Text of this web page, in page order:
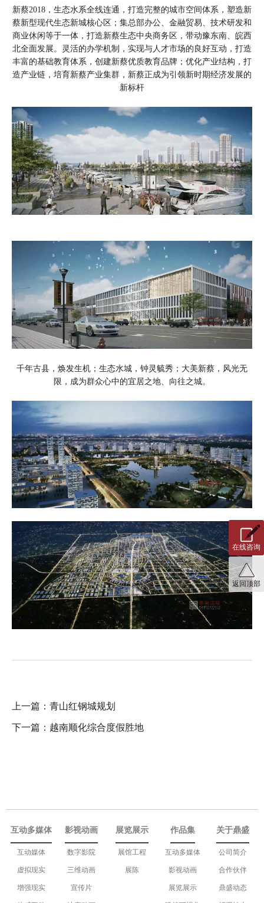
新蔡2018，生态水系全线连通，打造完整的城市空间体系，塑造新
蔡新型现代生态新城核心区；集总部办公、金融贸易、技术研发和
商业休闲等于一体，打造新蔡生态中央商务区，带动豫东南、皖西
北全面发展。灵活的办学机制，实现与人才市场的良好互动，打造
丰富的基础教育体系，创建新蔡优质教育品牌；优化产业结构，打
造产业链，培育新蔡产业集群，新蔡正成为引领新时期经济发展的
新标杆
千年古县，焕发生机；生态水城，钟灵毓秀；大美新蔡，风光无
限，成为群众心中的宜居之地、向往之城。
上一篇： 青山红钢城规划
下一篇： 越南顺化综合度假胜地
互动多媒体
互动媒体
虚拟现实
增强现实
影视动画
数字影院
三维动画
宣传片
展览展示
展馆工程
展陈
作品集
互动多媒体
影视动画
展览展示
关于鼎盛
公司简介
合作伙伴
鼎盛动态
在线咨询
返回顶部